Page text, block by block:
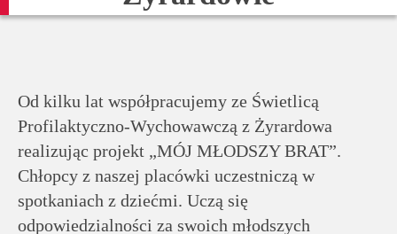
Historia
Wirtualny
spacer
Od kilku lat współpracujemy ze Świetlicą
Profilaktyczno-Wychowawczą z Żyrardowa
realizując projekt „MÓJ MŁODSZY BRAT”.
Chłopcy z naszej placówki uczestniczą w
spotkaniach z dziećmi. Uczą się
odpowiedzialności za swoich młodszych